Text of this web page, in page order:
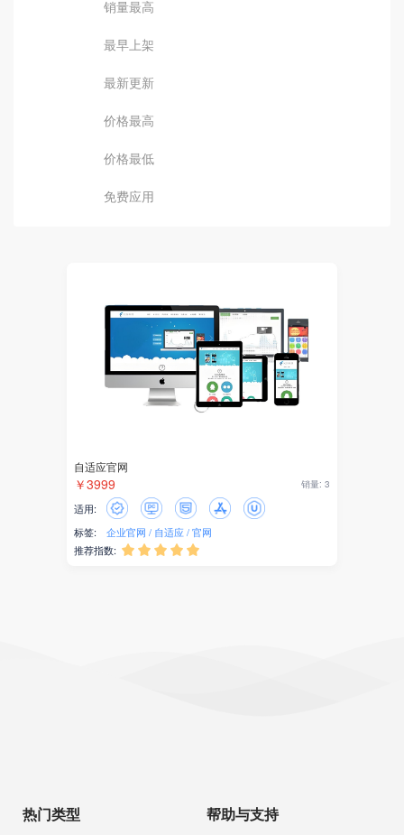
销量最高
最早上架
最新更新
价格最高
价格最低
免费应用
自适应官网
￥3999 销量: 3
适用:
标签:
企业官网 自适应 官网
推荐指数:     
热门类型 帮助与支持